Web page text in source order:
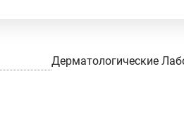
Дерматологические